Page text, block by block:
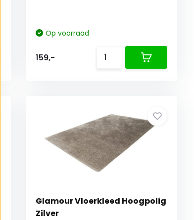
Op voorraad
159,-
Glamour Vloerkleed Hoogpolig
Zilver